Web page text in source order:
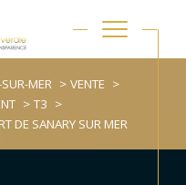
MER
VENTE
T3
DE SANARY SUR MER